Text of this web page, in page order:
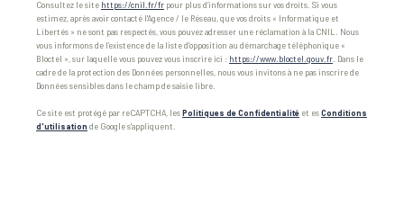
Consultez le site https://cnil.fr/fr pour plus d’informations sur vos droits. Si vous
estimez, après avoir contacté l'Agence / le Réseau, que vos droits « Informatique et
Libertés » ne sont pas respectés, vous pouvez adresser une réclamation à la CNIL. Nous
vous informons de l’existence de la liste d'opposition au démarchage téléphonique «
Bloctel », sur laquelle vous pouvez vous inscrire ici : https://www.bloctel.gouv.fr. Dans le
cadre de la protection des Données personnelles, nous vous invitons à ne pas inscrire de
Données sensibles dans le champ de saisie libre.
Ce site est protégé par reCAPTCHA, lesPolitiques de Confidentialité et esConditions
d'utilisation de Google s'appliquent.